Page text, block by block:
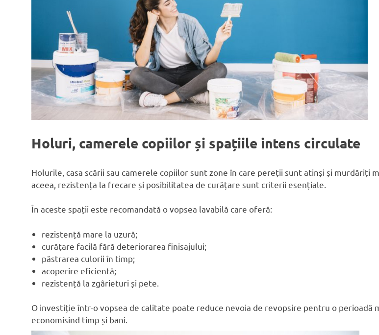
Holuri, camerele copiilor și spațiile intens circulate
Holurile, casa scării sau camerele copiilor sunt zone în care pereții sunt atinși și murdăriți
aceea, rezistența la frecare și posibilitatea de curățare sunt criterii esențiale.
În aceste spații este recomandată o vopsea lavabilă care oferă:
rezistență mare la uzură;
curățare facilă fără deteriorarea finisajului;
păstrarea culorii în timp;
acoperire eficientă;
rezistență la zgârieturi și pete.
O investiție într-o vopsea de calitate poate reduce nevoia de revopsire pentru o perioadă
economisind timp și bani.